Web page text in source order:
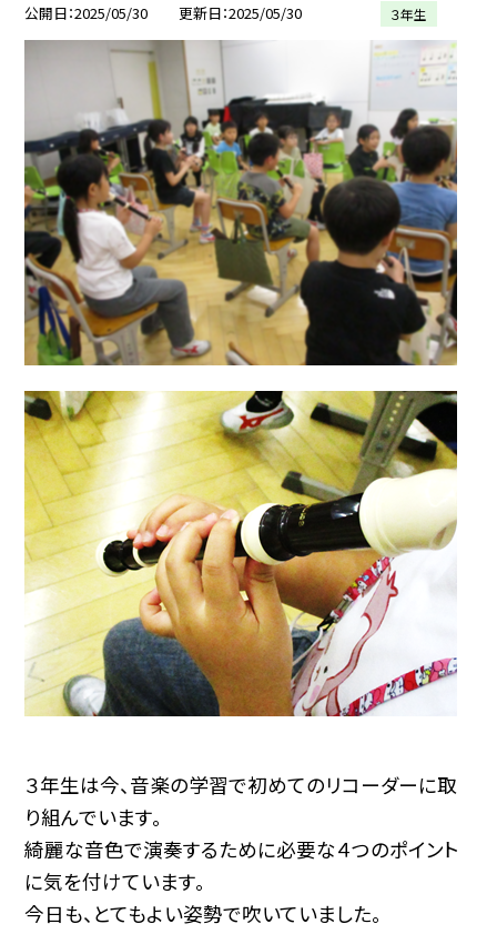
公開日 2025/05/30 更新日 2025/05/30 ３年生
３年生は今、音楽の学習で初めてのリコーダーに取
り組んでいます。
綺麗な音色で演奏するために必要な４つのポイント
に気を付けています。
今日も、とてもよい姿勢で吹いていました。